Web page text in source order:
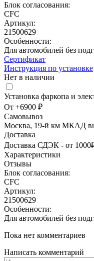
Блок согласования:
CFC
Артикул:
21500629
Особенности:
Для автомобилей без
Сертификат
Инструкция по установке
Нет в наличии
Установка фаркопа и
От +6900 ₽
Самовывоз
Москва, 19-й км МКАД
Доставка
Доставка СДЭК - от
Характеристики
Отзывы
Блок согласования:
CFC
Артикул:
21500629
Особенности:
Для автомобилей без
Пока нет комментариев
Написать комментарий